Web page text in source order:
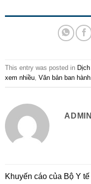
This entry was posted in
xem nhiều, Văn bản ban hành
ADMIN
Khuyến cáo của Bộ Y tế